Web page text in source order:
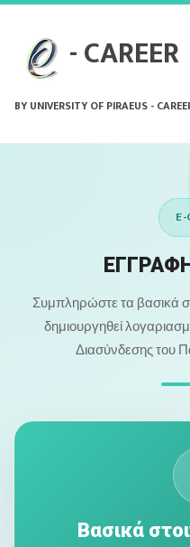
- CAREER
BY UNIVERSITY OF PIRAEUS -
E-
Συμπληρώστε τα βασικά
δημιουργηθεί
Διασύνδεσης του
Βασικά